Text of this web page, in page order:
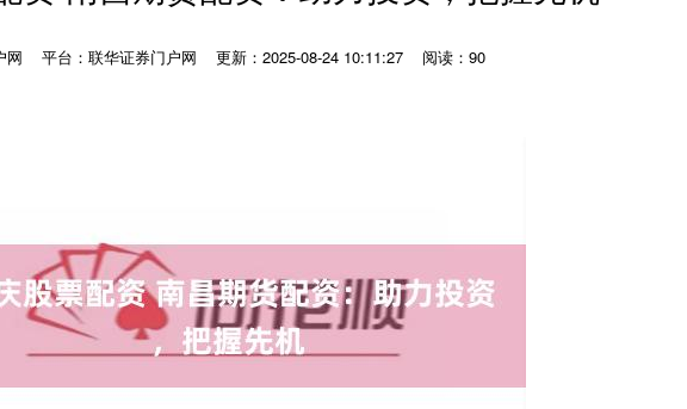
网 平台：联华证券门户网 更新：2025-08-24 10:11:27 阅读：90